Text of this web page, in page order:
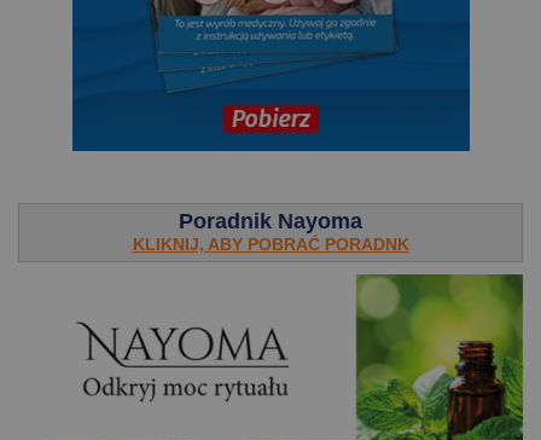
Poradnik Nayoma
KLIKNIJ, ABY POBRAĆ PORADNK